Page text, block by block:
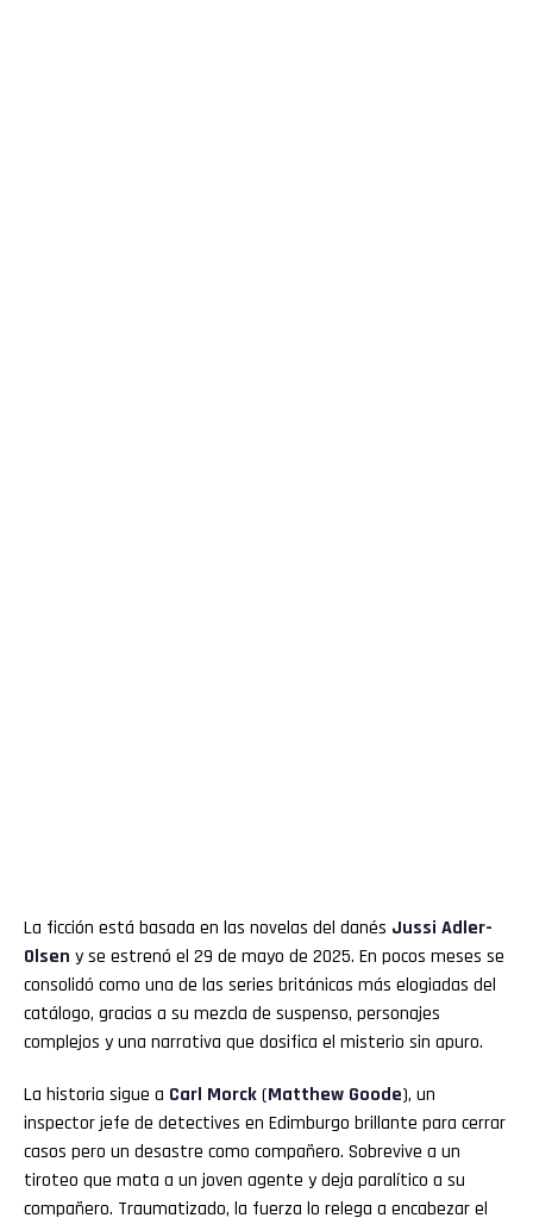
La ficción está basada en las novelas del danés Jussi Adler-
Olsen y se estrenó el 29 de mayo de 2025. En pocos meses se
consolidó como una de las series británicas más elogiadas del
catálogo, gracias a su mezcla de suspenso, personajes
complejos y una narrativa que dosifica el misterio sin apuro.
La historia sigue a Carl Morck(Matthew Goode), un
inspector jefe de detectives en Edimburgo brillante para cerrar
casos pero un desastre como compañero. Sobrevive a un
tiroteo que mata a un joven agente y deja paralítico a su
compañero. Traumatizado, la fuerza lo relega a encabezar el